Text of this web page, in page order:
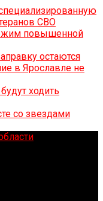
СВО
повышенной
остаются
в Ярославле не
ходить
со звездами